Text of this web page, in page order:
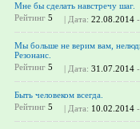
Мне бы сделать навстречу шаг.
Рейтинг 5 | Дата: 22.08.2014
Мы больше не верим вам,
Резонанс.
Рейтинг 5 | Дата: 31.07.2014
Быть человеком всегда.
Рейтинг 5 | Дата: 10.02.2014